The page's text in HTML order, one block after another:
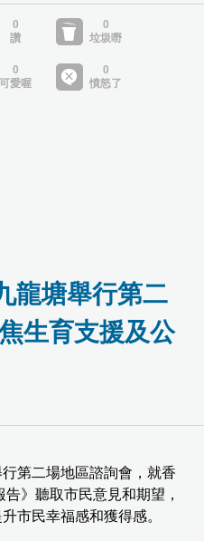
龍塘舉行第二
生育支援及公
第二場地區諮詢會，就香
》聽取市民意見和期望，
市民幸福感和獲得感。